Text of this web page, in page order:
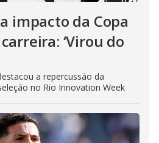
impacto da Copa
‘Virou do
a repercussão da
no Rio Innovation Week